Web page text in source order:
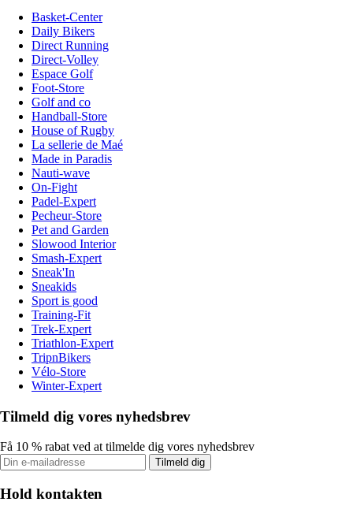
Basket-Center
Daily Bikers
Direct Running
Direct-Volley
Espace Golf
Foot-Store
Golf and co
Handball-Store
House of Rugby
La sellerie de Maé
Made in Paradis
Nauti-wave
On-Fight
Padel-Expert
Pecheur-Store
Pet and Garden
Slowood Interior
Smash-Expert
Sneak'In
Sneakids
Sport is good
Training-Fit
Trek-Expert
Triathlon-Expert
TripnBikers
Vélo-Store
Winter-Expert
Tilmeld dig vores nyhedsbrev
Få 10 % rabat ved at tilmelde dig vores nyhedsbrev
Tilmeld dig
Hold kontakten